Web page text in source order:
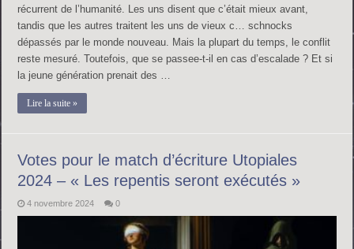
récurrent de l’humanité. Les uns disent que c’était mieux avant,
tandis que les autres traitent les uns de vieux c… schnocks
dépassés par le monde nouveau. Mais la plupart du temps, le conflit
reste mesuré. Toutefois, que se passee-t-il en cas d’escalade ? Et si
la jeune génération prenait des …
Lire la suite »
Votes pour le match d’écriture Utopiales
2024 – « Les repentis seront exécutés »
4 novembre 2024 0